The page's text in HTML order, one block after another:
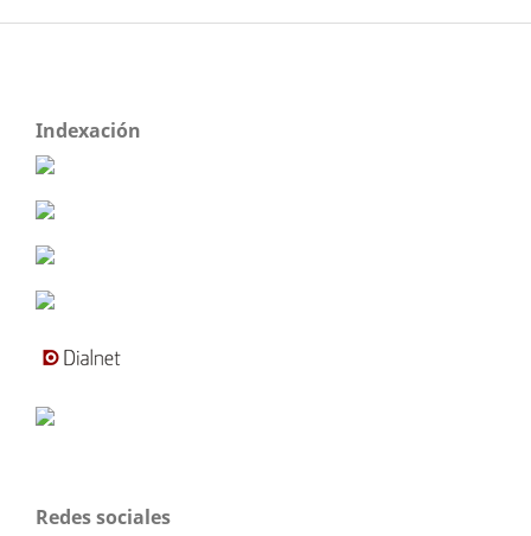
Indexación
Redes sociales